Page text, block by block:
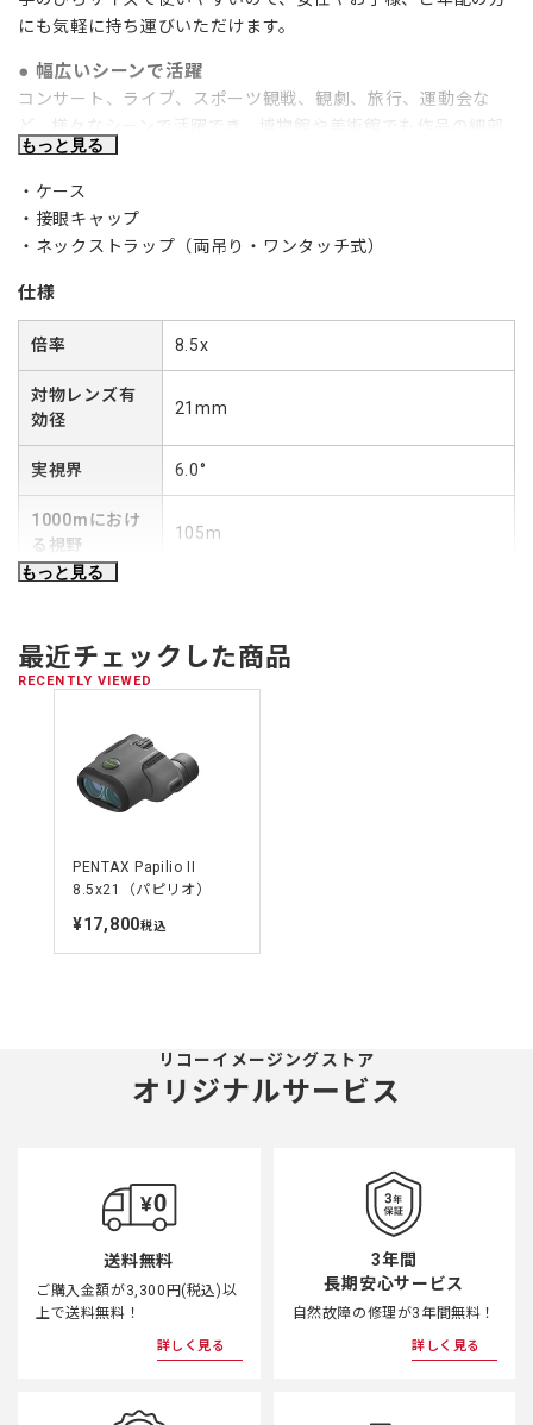
にも気軽に持ち運びいただけます。
幅広いシーンで活躍
コンサート、ライブ、スポーツ観戦、観劇、旅行、運動会な
ど、様々なシーンで活躍でき、博物館や美術館でも作品の細部
を観察することができます。
高級機相当のスペックを搭載
フルマルチコーティング、高級プリズムBak4、非球面レンズ、
ラバーコート。
疲れにくいロングアイレリーフ
目当てから目を離しても全視野が見わたせる距離（「アイレリ
ーフ」）15mm。メガネをかけたままでも全視野が見わたせる
使いやすい調整機能
目当てにより裸眼の方も眼鏡の方も、見やすく調整できます。
もっと見る
ケース
接眼キャップ
ネックストラップ（両吊り・ワンタッチ式）
仕様
倍率 8.5x
対物レンズ有
効径
21mm
実視界 6.0°
1000mにおけ
る視野
105m
アイレリーフ 15mm
明るさ 6.3
最短合焦距離
0.5m
110mm
鏡体の厚み
もっと見る
最近チェックした商品
RECENTLY VIEWED
PENTAX Papilio II
8.5x21（パピリオ）
定
¥17,800税込
リコーイメージングストア
オリジナルサービス
送料無料
ご購入金額が3,300円(税込)以
上で送料無料！
詳しく見る
3年間
長期安心サービス
自然故障の修理が3年間無料！
詳しく見る